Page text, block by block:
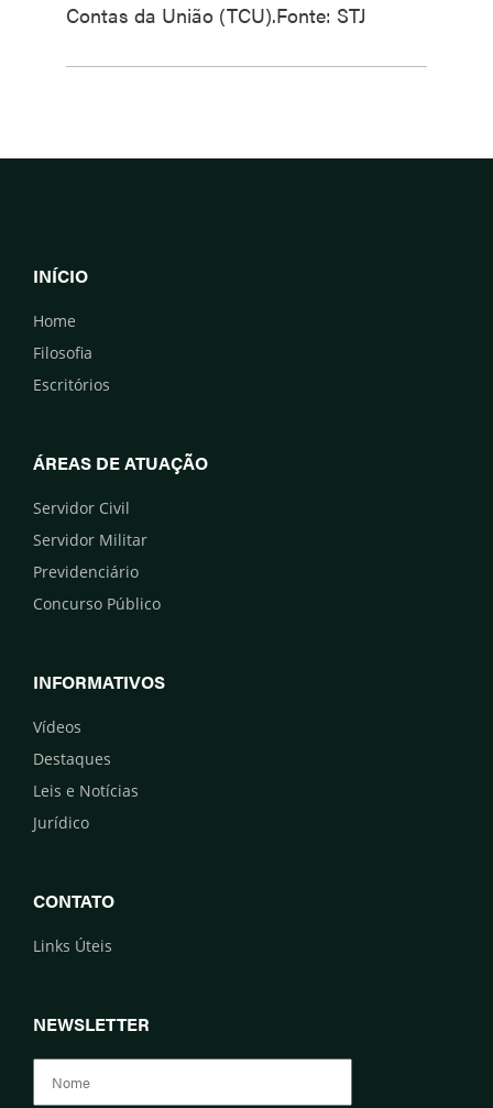
Contas da União (TCU).Fonte: STJ
INÍCIO
Home
Filosofia
Escritórios
ÁREAS DE ATUAÇÃO
Servidor Civil
Servidor Militar
Previdenciário
Concurso Público
INFORMATIVOS
Vídeos
Destaques
Leis e Notícias
Jurídico
CONTATO
Links Úteis
NEWSLETTER